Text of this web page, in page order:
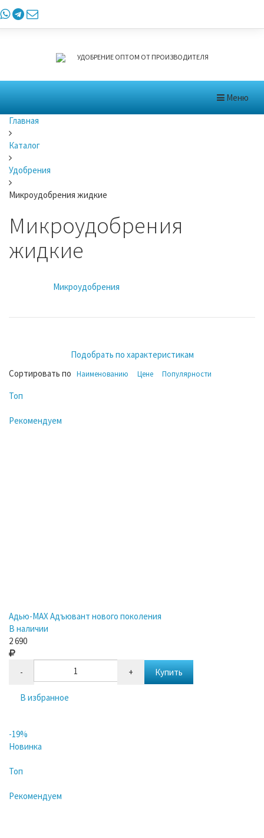
УДОБРЕНИЕ ОПТОМ ОТ ПРОИЗВОДИТЕЛЯ
Меню
Главная
Каталог
Удобрения
Микроудобрения жидкие
Микроудобрения
жидкие
Микроудобрения
Подобрать по характеристикам
Сортировать по Наименованию Цене Популярности
Топ
Рекомендуем
Адью-MAX Адъювант нового поколения
В наличии
2 690
- + Купить
В избранное
-19%
Новинка
Топ
Рекомендуем